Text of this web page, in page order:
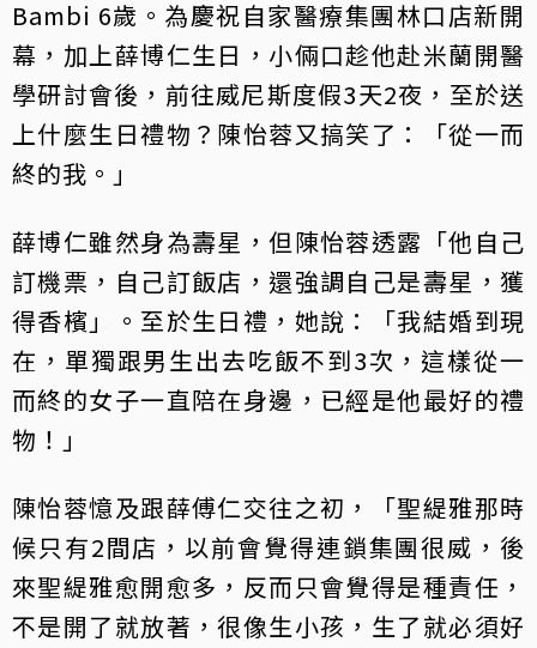
Bambi 6歲。為慶祝自家醫療集團林口店新開
幕，加上薛博仁生日，小倆口趁他赴米蘭開醫
學研討會後，前往威尼斯度假3天2夜，至於送
上什麼生日禮物？陳怡蓉又搞笑了：「從一而
終的我。」
薛博仁雖然身為壽星，但陳怡蓉透露「他自己
訂機票，自己訂飯店，還強調自己是壽星，獲
得香檳」。至於生日禮，她說：「我結婚到現
在，單獨跟男生出去吃飯不到3次，這樣從一
而終的女子一直陪在身邊，已經是他最好的禮
物！」
陳怡蓉憶及跟薛傅仁交往之初，「聖緹雅那時
候只有2間店，以前會覺得連鎖集團很威，後
來聖緹雅愈開愈多，反而只會覺得是種責任，
不是開了就放著，很像生小孩，生了就必須好